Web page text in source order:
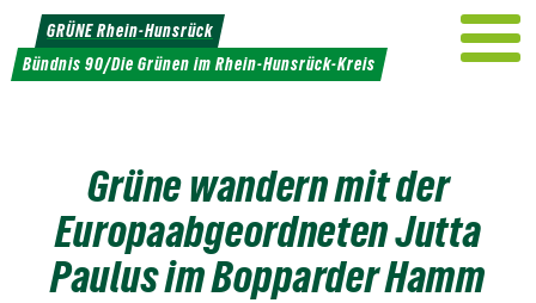
Weiter
zum
Inhalt
GRÜNE Rhein-Hunsrück
Bündnis 90/Die Grünen im Rhein-Hunsrück-Kreis
Grüne wandern mit der
Europaabgeordneten Jutta
Paulus im Bopparder Hamm